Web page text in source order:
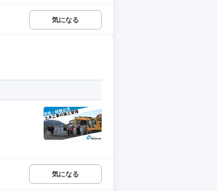
気になる
気になる